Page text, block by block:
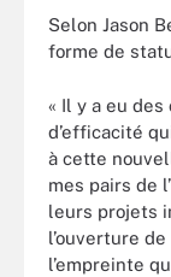
Selon Jason
forme de
« Il y a eu
d’efficacité
à cette
mes pairs de
leurs projets
l’ouverture
l’empreinte